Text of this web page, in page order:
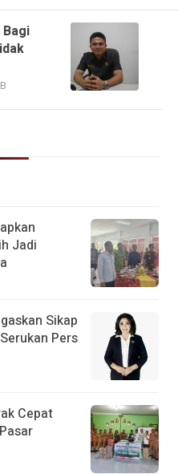
Jadi
Sikap
Pers
Cepat